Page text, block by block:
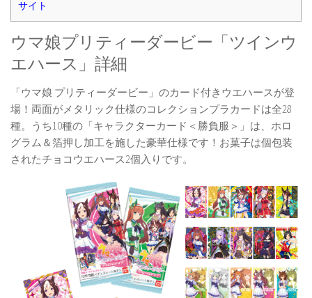
サイト
ウマ娘プリティーダービー「ツインウ
エハース」詳細
「ウマ娘 プリティーダービー」のカード付きウエハースが登
場！両面がメタリック仕様のコレクションプラカードは全28
種。うち10種の「キャラクターカード＜勝負服＞」は、ホロ
グラム＆箔押し加工を施した豪華仕様です！お菓子は個包装
されたチョコウエハース2個入りです。